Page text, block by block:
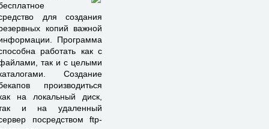
для создания
копий важной
Программа
работать как с
так и с целыми
Создание
производиться
на локальный диск,
и на удаленный
посредством ftp-